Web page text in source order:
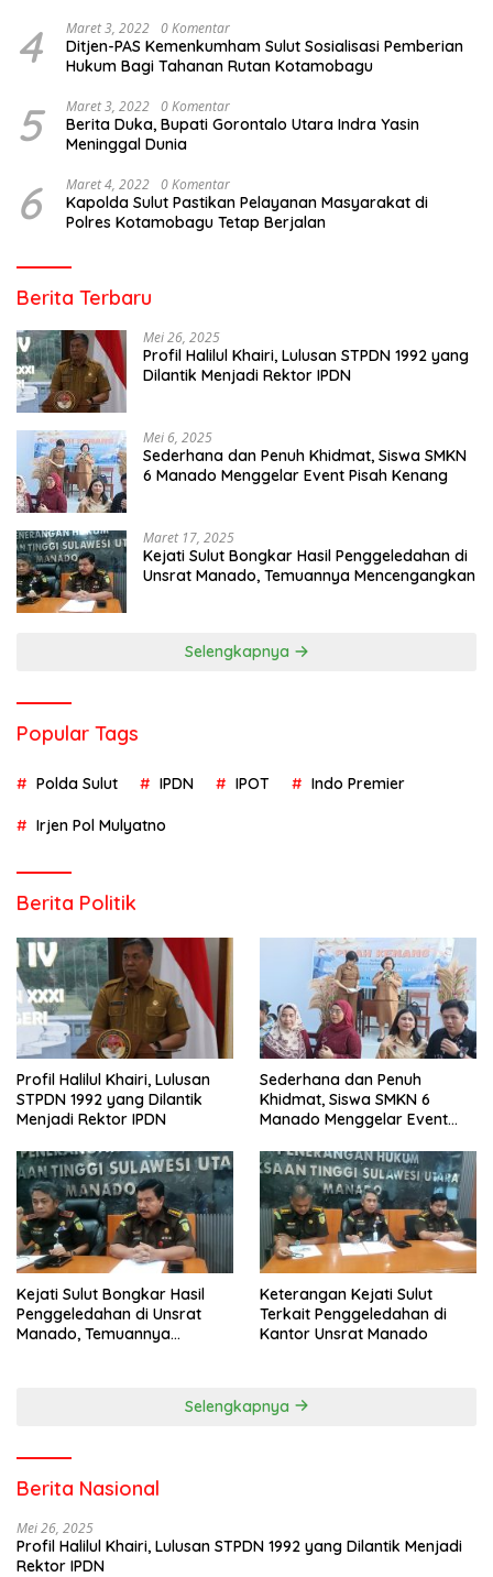
4 Maret 3, 2022 0 Komentar
Ditjen-PAS Kemenkumham Sulut Sosialisasi Pemberian
Hukum Bagi Tahanan Rutan Kotamobagu
5 Maret 3, 2022 0 Komentar
Berita Duka, Bupati Gorontalo Utara Indra Yasin
Meninggal Dunia
6 Maret 4, 2022 0 Komentar
Kapolda Sulut Pastikan Pelayanan Masyarakat di
Polres Kotamobagu Tetap Berjalan
Berita Terbaru
Mei 26, 2025
Profil Halilul Khairi, Lulusan STPDN 1992 yang
Dilantik Menjadi Rektor IPDN
Mei 6, 2025
Sederhana dan Penuh Khidmat, Siswa SMKN
6 Manado Menggelar Event Pisah Kenang
Maret 17, 2025
Kejati Sulut Bongkar Hasil Penggeledahan di
Unsrat Manado, Temuannya Mencengangkan
Selengkapnya
Popular Tags
Polda Sulut IPDN IPOT Indo Premier
Irjen Pol Mulyatno
Berita Politik
Profil Halilul Khairi, Lulusan
STPDN 1992 yang Dilantik
Menjadi Rektor IPDN
Sederhana dan Penuh
Khidmat, Siswa SMKN 6
Manado Menggelar Event
Kejati Sulut Bongkar Hasil
Penggeledahan di Unsrat
Manado, Temuannya
Keterangan Kejati Sulut
Terkait Penggeledahan di
Kantor Unsrat Manado
Selengkapnya
Berita Nasional
Mei 26, 2025
Profil Halilul Khairi, Lulusan STPDN 1992 yang Dilantik Menjadi
Rektor IPDN